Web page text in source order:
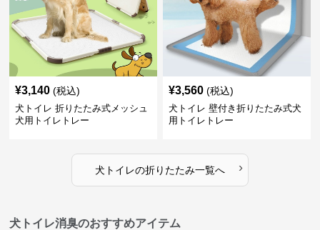
¥3,140 (税込)
犬トイレ 折りたたみ式メッシュ
犬用トイレトレー
¥3,560 (税込)
犬トイレ 壁付き折りたたみ式犬
用トイレトレー
犬トイレの折りたたみ一覧へ ›
犬トイレ消臭のおすすめアイテム